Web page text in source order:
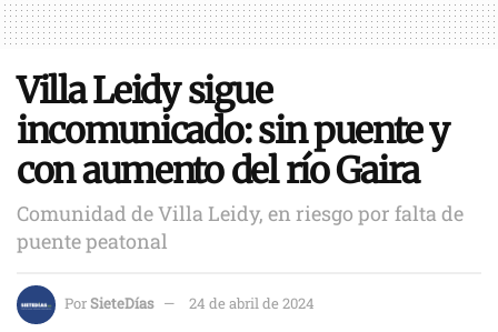
Villa Leidy sigue
incomunicado: sin puente y
con aumento del río Gaira
Comunidad de Villa Leidy, en riesgo por falta de
puente peatonal
PorSieteDías 24 de abril de 2024